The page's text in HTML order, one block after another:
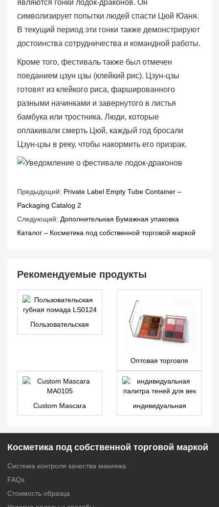
являются гонки лодок-драконов. Он
символизирует попытки людей спасти Цюй Юаня.
В текущий период эти гонки также демонстрируют
достоинства сотрудничества и командной работы.
Кроме того, фестиваль также был отмечен
поеданием цзун цзы (клейкий рис). Цзун-цзы
готовят из клейкого риса, фаршированного
разными начинками и завернутого в листья
бамбука или тростника. Люди, которые
оплакивали смерть Цюй, каждый год бросали
Цзун-цзы в реку, чтобы накормить его призрак.
Предыдущий: Private Label Empty Tube Container –
Packaging Catalog 2
Следующий: Дополнительная Бумажная упаковка
Каталог – Косметика под собственной торговой маркой
Рекомендуемые продукты
Пользовательская
губная помада LS0124
Оптовая торговля
косметика под частной
торговой маркой 6
цветов
палитра теней для век
Custom Mascara
MA0105
индивидуальная
палитра теней для век
Косметика под собственной торговой маркой
Система контроля качества макияжа
FAQs
Стоимость образца